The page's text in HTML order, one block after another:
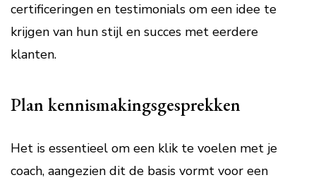
certificeringen en testimonials om een idee te
krijgen van hun stijl en succes met eerdere
klanten.
Plan kennismakingsgesprekken
Het is essentieel om een klik te voelen met je
coach, aangezien dit de basis vormt voor een